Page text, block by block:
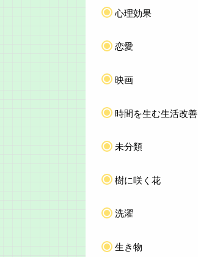
心理効果
恋愛
映画
時間を生む生活改善
未分類
樹に咲く花
洗濯
生き物